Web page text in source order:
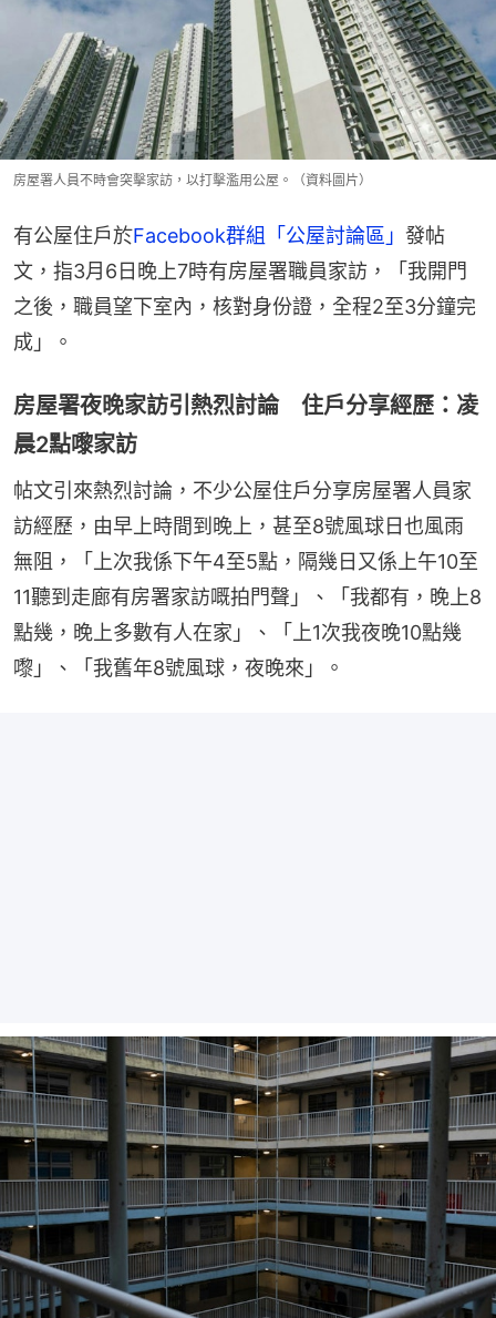
房屋署人員不時會突擊家訪，以打擊濫用公屋。（資料圖片）
有公屋住戶於Facebook群組「公屋討論區」 發帖
文，指3月6日晚上7時有房屋署職員家訪，「我開門
之後，職員望下室內，核對身份證，全程2至3分鐘完
成」。
房屋署夜晚家訪引熱烈討論 住戶分享經歷：凌
晨2點嚟家訪
帖文引來熱烈討論，不少公屋住戶分享房屋署人員家
訪經歷，由早上時間到晚上，甚至8號風球日也風雨
無阻，「上次我係下午4至5點，隔幾日又係上午10至
11聽到走廊有房署家訪嘅拍門聲」、「我都有，晚上8
點幾，晚上多數有人在家」、「上1次我夜晚10點幾
嚟」、「我舊年8號風球，夜晚來」。